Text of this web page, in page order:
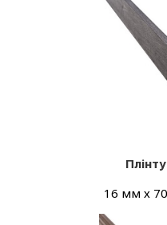
16 мм х